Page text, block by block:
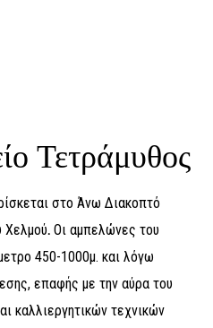
Τετράμυθος
στο Άνω Διακοπτό
Χελμού. Οι αμπελώνες του
450-1000μ. και λόγω
επαφής με την αύρα του
καλλιεργητικών τεχνικών